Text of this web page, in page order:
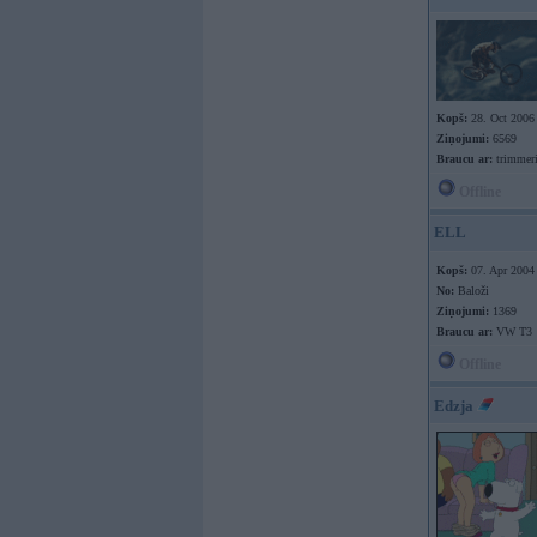
Kopš: 28. Oct 2006
Ziņojumi: 6569
Braucu ar: trimmeri
ELL
Kopš: 07. Apr 2004
No: Baloži
Ziņojumi: 1369
Braucu ar: VW T3
Edzja